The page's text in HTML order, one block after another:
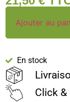
Ajouter au
En stock
Click